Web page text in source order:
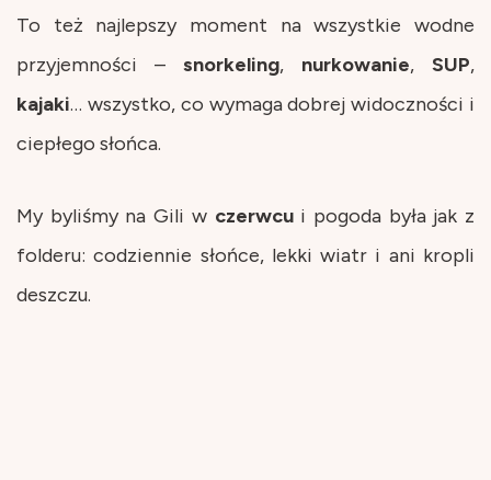
To też najlepszy moment na wszystkie wodne
przyjemności – snorkeling, nurkowanie, SUP,
kajaki… wszystko, co wymaga dobrej widoczności i
ciepłego słońca.
My byliśmy na Gili w czerwcui pogoda była jak z
folderu: codziennie słońce, lekki wiatr i ani kropli
deszczu.